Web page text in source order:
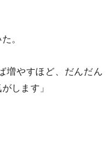
。
増やすほど、だんだん
します」